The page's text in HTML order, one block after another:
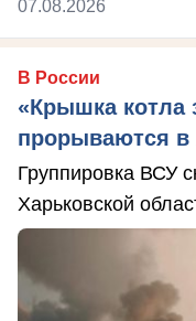
07.08.2026
В России
«Крышка котла
прорываются в
Группировка ВСУ
Харьковской